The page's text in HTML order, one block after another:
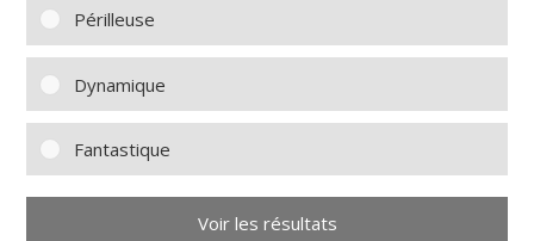
Périlleuse
Dynamique
Fantastique
Voir les résultats